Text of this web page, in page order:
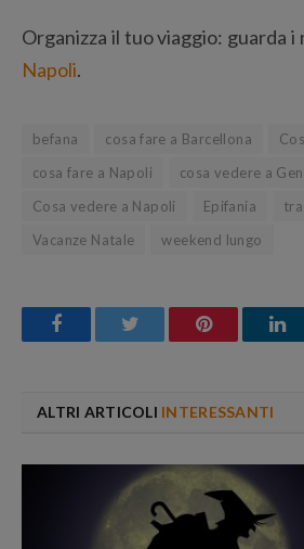
Organizza il tuo viaggio: guarda
Napoli.
befana cosa fare a Barcellona
cosa fare a Napoli
cosa vedere a
Cosa vedere a Napoli
Epifania
Vacanze Natale
weekend lungo
FacebookTwitter Pinterest
ALTRI ARTICOLI INTERESSANTI